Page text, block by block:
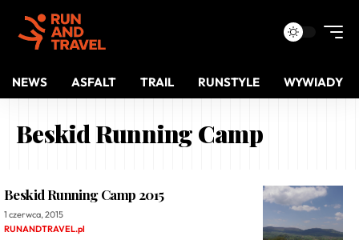
NEWS ASFALT TRAIL RUNSTYLE WYWIADY
Beskid Running Camp
Beskid Running Camp 2015
1 czerwca, 2015
RUNANDTRAVEL.pl